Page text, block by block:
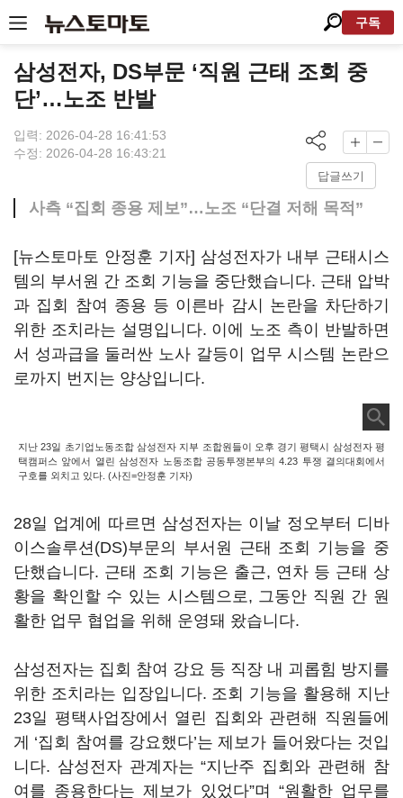
구독
삼성전자, DS부문 ‘직원 근태 조회 중
단’…노조 반발
입력: 2026-04-28 16:41:53
수정: 2026-04-28 16:43:21
답글쓰기
사측 “집회 종용 제보”…노조 “단결 저해 목적”
[뉴스토마토 안정훈 기자] 삼성전자가 내부 근태시스
템의 부서원 간 조회 기능을 중단했습니다. 근태 압박
과 집회 참여 종용 등 이른바 감시 논란을 차단하기
위한 조치라는 설명입니다. 이에 노조 측이 반발하면
서 성과급을 둘러싼 노사 갈등이 업무 시스템 논란으
로까지 번지는 양상입니다.
지난 23일 초기업노동조합 삼성전자 지부 조합원들이 오후 경기 평택시 삼성전자 평
택캠퍼스 앞에서 열린 삼성전자 노동조합 공동투쟁본부의 4.23 투쟁 결의대회에서
구호를 외치고 있다. (사진=안정훈 기자)
28일 업계에 따르면 삼성전자는 이날 정오부터 디바
이스솔루션(DS)부문의 부서원 근태 조회 기능을 중
단했습니다. 근태 조회 기능은 출근, 연차 등 근태 상
황을 확인할 수 있는 시스템으로, 그동안 직원 간 원
활한 업무 협업을 위해 운영돼 왔습니다.
삼성전자는 집회 참여 강요 등 직장 내 괴롭힘 방지를
위한 조치라는 입장입니다. 조회 기능을 활용해 지난
23일 평택사업장에서 열린 집회와 관련해 직원들에
게 ‘집회 참여를 강요했다’는 제보가 들어왔다는 것입
니다. 삼성전자 관계자는 “지난주 집회와 관련해 참
여를 종용한다는 제보가 있었다”며 “원활한 업무를